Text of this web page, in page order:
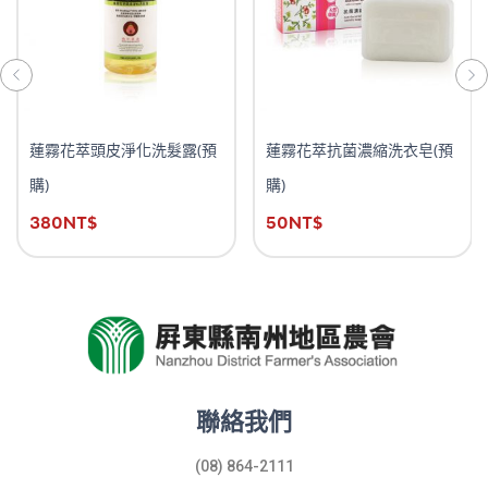
蓮霧花萃頭皮淨化洗髮露(預
購)
380NT$
蓮霧花萃抗菌濃縮洗衣皂(預
購)
50NT$
聯絡我們
(08) 864-2111